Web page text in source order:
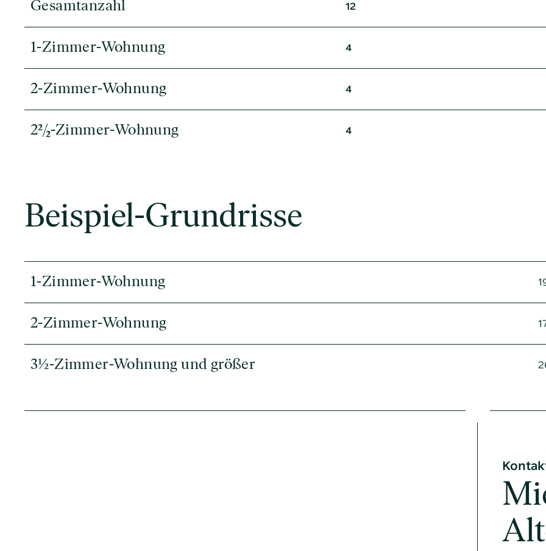
Gesamtanzahl 12
1-Zimmer-Wohnung 4
2-Zimmer-Wohnung 4
22/2-Zimmer-Wohnung 4
Beispiel-Grundrisse
1-Zimmer-Wohnung
2-Zimmer-Wohnung
3½-Zimmer-Wohnung und größer